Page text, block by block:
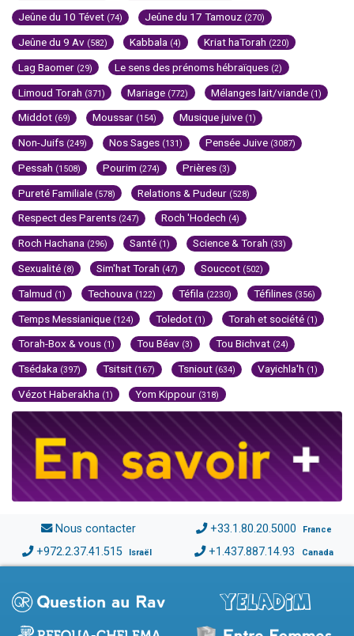
Jeûne du 10 Tévet (74) Jeûne du 17 Tamouz (270)
Jeûne du 9 Av (582) Kabbala (4) Kriat haTorah (220)
Lag Baomer (29) Le sens des prénoms hébraïques (2)
Limoud Torah (371) Mariage (772) Mélanges lait/viande (1)
Middot (69) Moussar (154) Musique juive (1)
Non-Juifs (249) Nos Sages (131) Pensée Juive (3087)
Pessah (1508) Pourim (274) Prières (3)
Pureté Familiale (578) Relations & Pudeur (528)
Respect des Parents (247) Roch 'Hodech (4)
Roch Hachana (296) Santé (1) Science & Torah (33)
Sexualité (8) Sim'hat Torah (47) Souccot (502)
Talmud (1) Techouva (122) Téfila (2230) Téfilines (356)
Temps Messianique (124) Toledot (1) Torah et société (1)
Torah-Box & vous (1) Tou Béav (3) Tou Bichvat (24)
Tsédaka (397) Tsitsit (167) Tsniout (634) Vayichla'h (1)
Vézot Haberakha (1) Yom Kippour (318)
Nous contacter +33.1.80.20.5000 France
+972.2.37.41.515 Israël +1.437.887.14.93 Canada